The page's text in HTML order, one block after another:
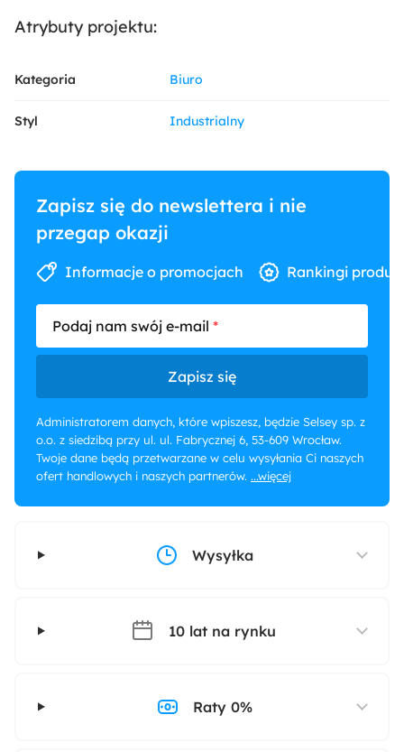
Atrybuty projektu:
Kategoria Biuro
Styl Industrialny
Zapisz się do newslettera i nie
przegap okazji
Informacje o promocjach Rankingi
Podaj nam swój e-mail
Zapisz się
Administratorem danych, które wpiszesz, będzie Selsey sp. z
o.o. z siedzibą przy ul. ul. Fabrycznej 6, 53-609 Wrocław.
Twoje dane będą przetwarzane w celu wysyłania Ci naszych
ofert handlowych i naszych partnerów. ...więcej
Wysyłka
10 lat na rynku
Raty 0%